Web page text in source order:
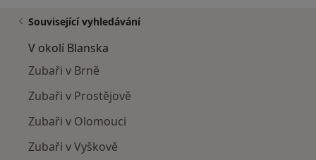
Související vyhledávání
V okolí Blanska
Zubaři v Brně
Zubaři v Prostějově
Zubaři v Olomouci
Zubaři v Vyškově